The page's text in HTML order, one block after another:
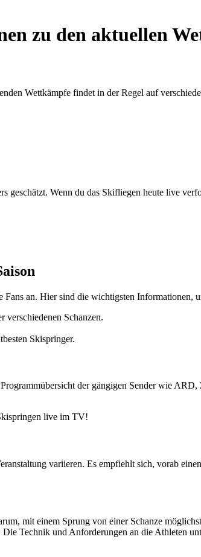
zu den aktuellen
Wettkämpfe findet in der Regel auf
Wenn du das Skifliegen heute live
Fans an. Hier sind die wichtigsten
verschiedenen Schanzen.
Skispringer.
der gängigen Sender wie
live im TV!
variieren. Es empfiehlt sich, vorab
mit einem Sprung von einer Schanze
Technik und Anforderungen an die Athleten